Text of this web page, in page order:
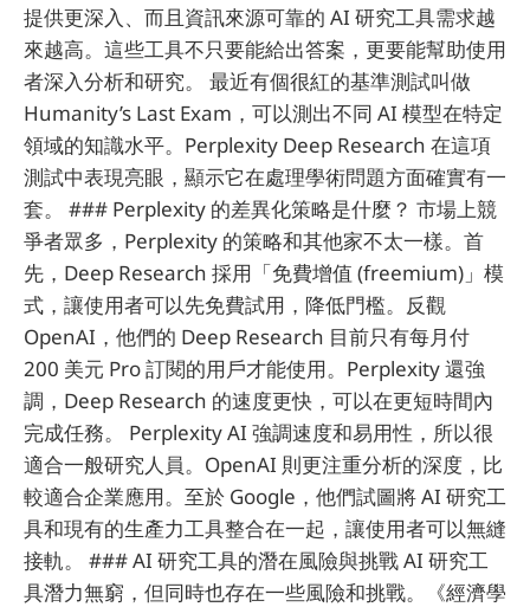
提供更深入、而且資訊來源可靠的 AI 研究工具需求越
來越高。這些工具不只要能給出答案，更要能幫助使用
者深入分析和研究。 最近有個很紅的基準測試叫做
Humanity’s Last Exam，可以測出不同 AI 模型在特定
領域的知識水平。Perplexity Deep Research 在這項
測試中表現亮眼，顯示它在處理學術問題方面確實有一
套。 ### Perplexity 的差異化策略是什麼？ 市場上競
爭者眾多，Perplexity 的策略和其他家不太一樣。首
先，Deep Research 採用「免費增值 (freemium)」模
式，讓使用者可以先免費試用，降低門檻。反觀
OpenAI，他們的 Deep Research 目前只有每月付
200 美元 Pro 訂閱的用戶才能使用。Perplexity 還強
調，Deep Research 的速度更快，可以在更短時間內
完成任務。 Perplexity AI 強調速度和易用性，所以很
適合一般研究人員。OpenAI 則更注重分析的深度，比
較適合企業應用。至於 Google，他們試圖將 AI 研究工
具和現有的生產力工具整合在一起，讓使用者可以無縫
接軌。 ### AI 研究工具的潛在風險與挑戰 AI 研究工
具潛力無窮，但同時也存在一些風險和挑戰。《經濟學